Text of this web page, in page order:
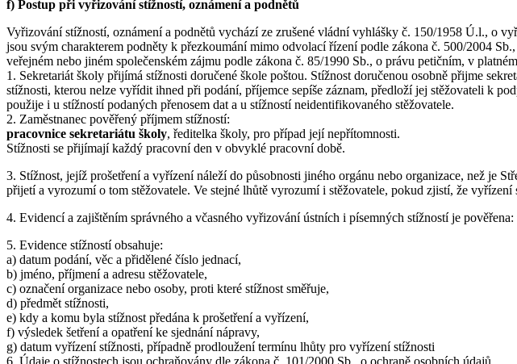
f) Postup při vyřizování stížností, oznámení a podnětů
Vyřizování stížností, oznámení a podnětů vychází ze zrušené vládní vyhlášky č. 150/1958 Ú.l., o
jsou svým charakterem podněty k přezkoumání mimo odvolací řízení podle zákona č. 500/2004
veřejném nebo jiném společenském zájmu podle zákona č. 85/1990 Sb., o právu petičním, v
1. Sekretariát školy přijímá stížnosti doručené škole poštou. Stížnost doručenou osobně přijme
stížnosti, kterou nelze vyřídit ihned při podání, příjemce sepíše záznam, předloží jej stěžovateli k
použije i u stížností podaných přenosem dat a u stížností neidentifikovaného stěžovatele.
2. Zaměstnanec pověřený příjmem stížností:
pracovnice sekretariátu školy, ředitelka školy, pro případ její nepřítomnosti.
Stížnosti se přijímají každý pracovní den v obvyklé pracovní době.
3. Stížnost, jejíž prošetření a vyřízení náleží do působnosti jiného orgánu nebo organizace, než je
přijetí a vyrozumí o tom stěžovatele. Ve stejné lhůtě vyrozumí i stěžovatele, pokud zjistí, že
4. Evidencí a zajištěním správného a včasného vyřizování ústních i písemných stížností je
5. Evidence stížností obsahuje:
a) datum podání, věc a přidělené číslo jednací,
b) jméno, příjmení a adresu stěžovatele,
c) označení organizace nebo osoby, proti které stížnost směřuje,
d) předmět stížnosti,
e) kdy a komu byla stížnost předána k prošetření a vyřízení,
f) výsledek šetření a opatření ke sjednání nápravy,
g) datum vyřízení stížnosti, případně prodloužení termínu lhůty pro vyřízení stížnosti
6. Údaje o stížnostech jsou ochraňovány dle zákona č. 101/2000 Sb., o ochraně osobních údajů.